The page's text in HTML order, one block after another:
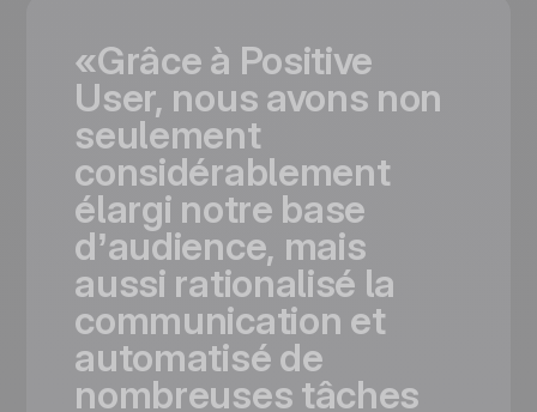
«Grâce à Positive
User, nous avons non
seulement
considérablement
élargi notre base
d’audience, mais
aussi rationalisé la
communication et
automatisé de
nombreuses tâches